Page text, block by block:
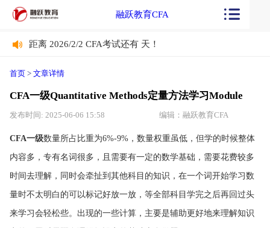
融跃教育CFA
距离 2026/2/2 CFA考试还有 天！
首页 > 文章详情
CFA一级Quantitative Methods定量方法学习Module
发布时间: 2025-06-06 15:58 编辑：融跃教育CFA
CFA一级数量所占比重为6%-9%，数量权重虽低，但学的时候整体
内容多，专有名词很多，且需要有一定的数学基础，需要花费较多
时间去理解，同时会牵扯到其他科目的知识，在一个词开始学习数
量时不太明白的可以标记好放一放，等全部科目学完之后再回过头
来学习会轻松些。出现的一些计算，主要是辅助更好地来理解知识